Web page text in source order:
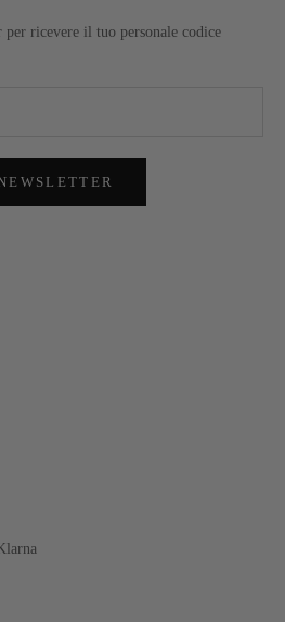
ricevere il tuo personale codice